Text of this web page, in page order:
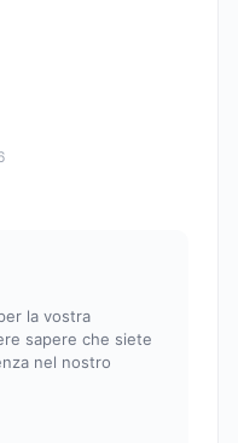
la vostra
sapere che siete
nel nostro